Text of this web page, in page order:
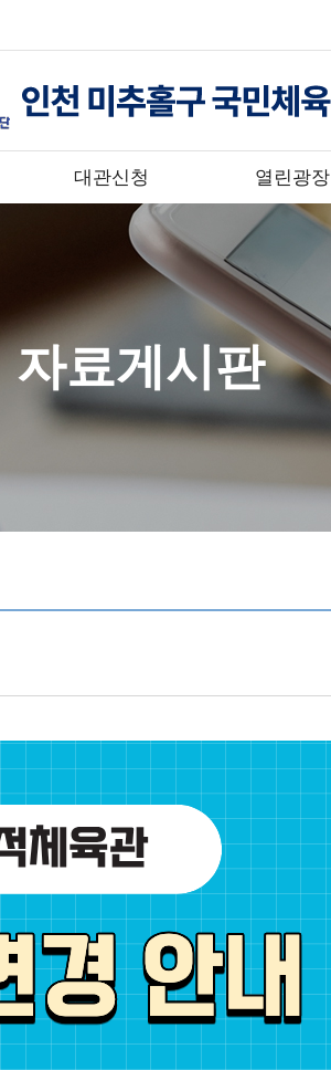
대관신청 열린광장
자료게시판